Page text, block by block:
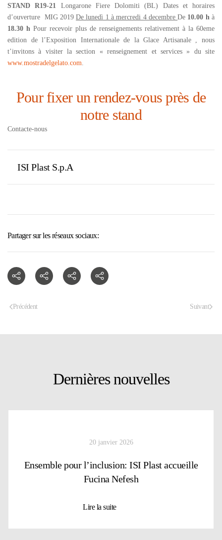
Partager sur les réseaux sociaux:
STAND R19-21 Longarone Fiere Dolomiti (BL) Dates et horaires
d’ouverture MIG 2019De lunedì 1 à mercredi 4 decembreDe 10.00 hà
18.30 h Pour recevoir plus de renseignements relativement à la 60eme
edition de l’Exposition Internationale de la Glace Artisanale , nous
t’invitons à visiter la section « renseignement et services » du site
www.mostradelgelato.com.
Pour fixer un rendez-vous près de
notre stand
Contacte-nous
ISI Plast S.p.A
Précédent Suivant
Dernières nouvelles
20 janvier 2026
Ensemble pour l’inclusion: ISI Plast accueille
Fucina Nefesh
Lire la suite